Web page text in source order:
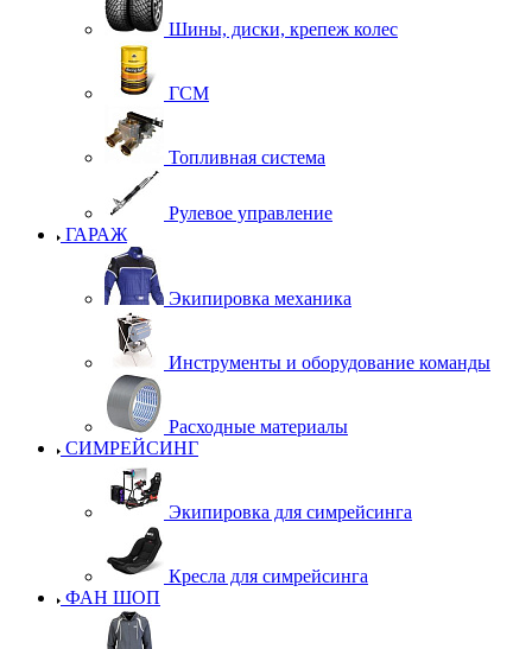
Шины, диски, крепеж колес
ГСМ
Топливная система
Рулевое управление
ГАРАЖ
Экипировка механика
Инструменты и оборудование команды
Расходные материалы
СИМРЕЙСИНГ
Экипировка для симрейсинга
Кресла для симрейсинга
ФАН ШОП